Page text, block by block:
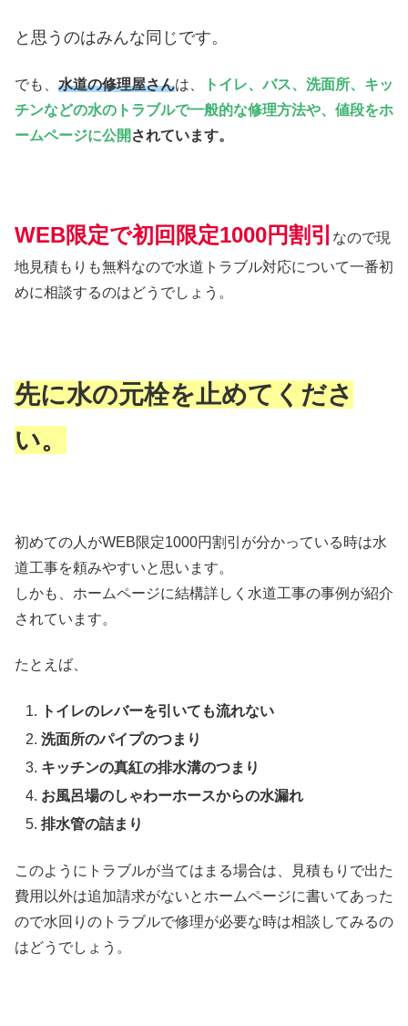
と思うのはみんな同じです。
でも、 水道の修理屋さんは、
トイレ、バス、洗面所、キッ
チンなどの水のトラブルで一般的な修理方法や、値段をホ
ームページに公開 されています。
WEB限定で初回限定1000円割引
なので現
地見積もりも無料なので水道トラブル対応について一番初
めに相談するのはどうでしょう。
先に水の元栓を止めてくださ
い。
初めての人がWEB限定1000円割引が分かっている時は水
道工事を頼みやすいと思います。
しかも、ホームページに結構詳しく水道工事の事例が紹介
されています。
たとえば、
トイレのレバーを引いても流れない
洗面所のパイプのつまり
キッチンの真紅の排水溝のつまり
お風呂場のしゃわーホースからの水漏れ
排水管の詰まり
このようにトラブルが当てはまる場合は、見積もりで出た
費用以外は追加請求がないとホームページに書いてあった
ので水回りのトラブルで修理が必要な時は相談してみるの
はどうでしょう。